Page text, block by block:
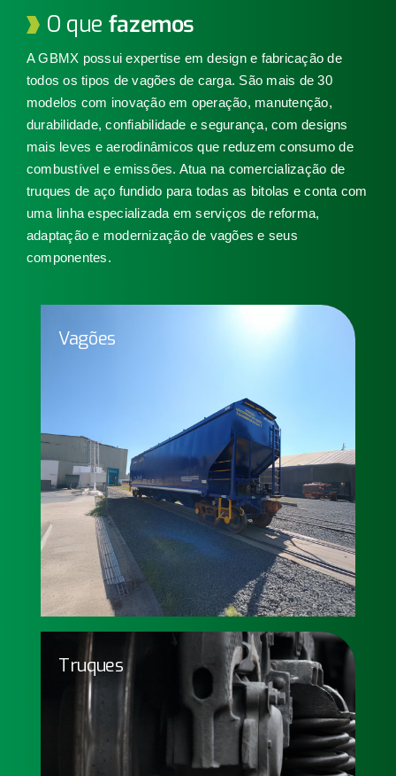
Search
O que fazemos
A GBMX possui expertise em design e fabricação de
todos os tipos de vagões de carga. São mais de 30
modelos com inovação em operação, manutenção,
durabilidade, confiabilidade e segurança, com designs
mais leves e aerodinâmicos que reduzem consumo de
combustível e emissões. Atua na comercialização de
truques de aço fundido para todas as bitolas e conta com
uma linha especializada em serviços de reforma,
adaptação e modernização de vagões e seus
componentes.
Vagões
Vagões
Os nossos vagões transportam os mais variados
tipos de carga com soluções para atender aos
mais diversos segmentos.
Saiba mais
Truques